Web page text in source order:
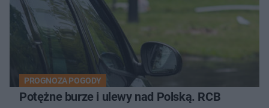
PROGNOZA POGODY
Potężne burze i ulewy nad Polską. RCB